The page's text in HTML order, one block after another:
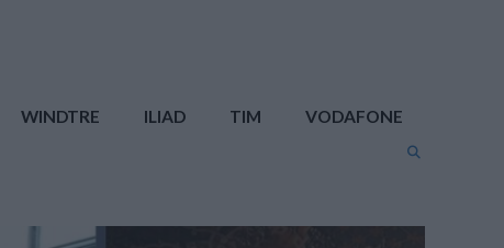
WINDTRE ILIAD TIM VODAFONE